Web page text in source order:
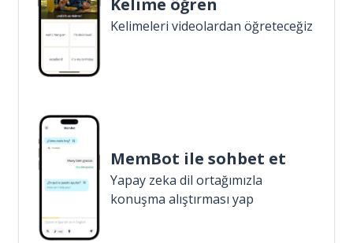
Kelime öğren
Kelimeleri videolardan öğreteceğiz
MemBot ile sohbet et
Yapay zeka dil ortağımızla
konuşma alıştırması yap